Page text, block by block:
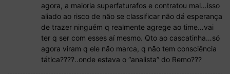
agora, a maioria superfaturafos e contratou mal…isso
aliado ao risco de não se classificar não dá esperança
de trazer ninguém q realmente agrege ao time…vai
ter q ser com esses aí mesmo. Qto ao cascatinha…só
agora viram q ele não marca, q não tem consciência
tática????..onde estava o “analista” do Remo???